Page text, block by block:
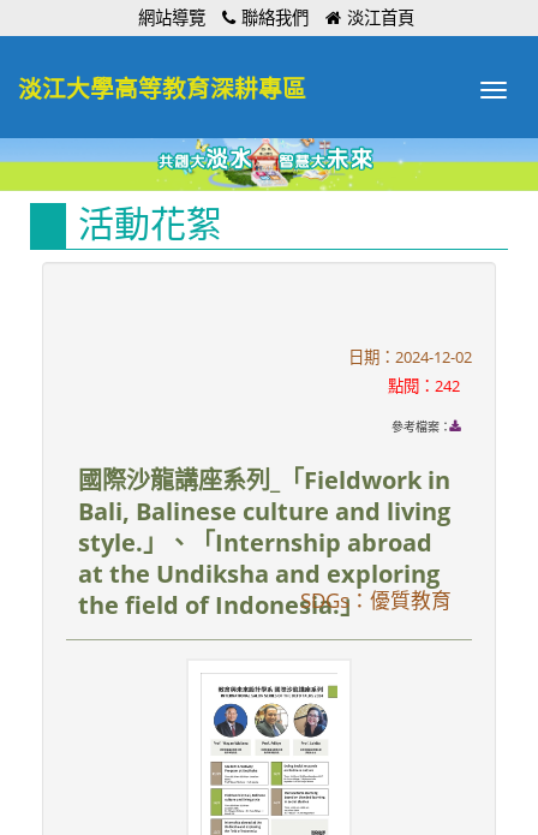
網站導覽 聯絡我們 淡江首頁
Toggle
淡江大學高等教育深耕專區
活動花絮
日期：2024-12-02
點閱：242
參考檔案：
國際沙龍講座系列_「Fieldwork in
Bali, Balinese culture and living
style.」、「Internship abroad
at the Undiksha and exploring
the field of Indonesia.」SDGs：優質教育